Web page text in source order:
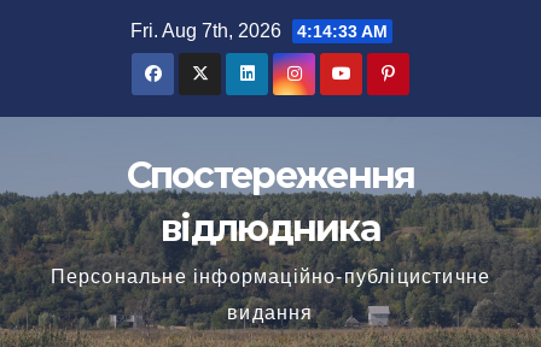
Fri. Aug 7th, 2026 4:14:33 AM
Спостереження
відлюдника
Персональне інформаційно-публіцистичне
видання